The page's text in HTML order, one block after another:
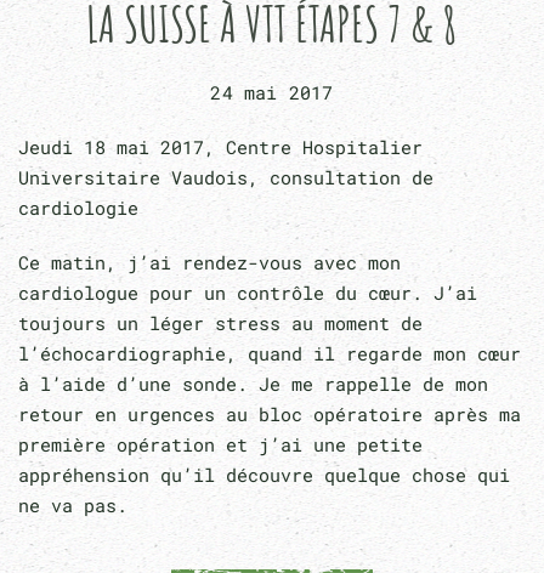
LA SUISSE À VTT ÉTAPES 7 & 8
24 mai 2017
Jeudi 18 mai 2017, Centre Hospitalier
Universitaire Vaudois, consultation de
cardiologie
Ce matin, j’ai rendez-vous avec mon
cardiologue pour un contrôle du cœur. J’ai
toujours un léger stress au moment de
l’échocardiographie, quand il regarde mon cœur
à l’aide d’une sonde. Je me rappelle de mon
retour en urgences au bloc opératoire après ma
première opération et j’ai une petite
appréhension qu’il découvre quelque chose qui
ne va pas.